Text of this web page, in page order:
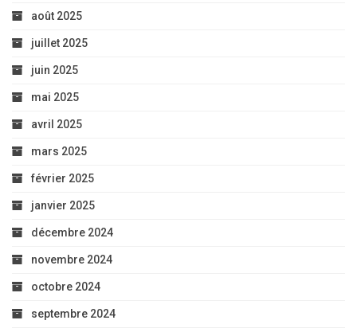
août 2025
juillet 2025
juin 2025
mai 2025
avril 2025
mars 2025
février 2025
janvier 2025
décembre 2024
novembre 2024
octobre 2024
septembre 2024